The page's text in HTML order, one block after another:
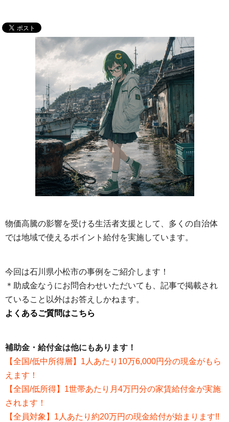
物価高騰の影響を受ける生活者支援として、多くの自治体
では地域で使えるポイント給付を実施しています。
今回は石川県小松市の事例をご紹介します！
＊助成金なうにお問合わせいただいても、記事で掲載され
ていること以外はお答えしかねます。
よくあるご質問はこちら
補助金・給付金は他にもあります！
【全国/低中所得層】1人あたり10万6,000円分の現金がもら
えます！
【全国/低所得】1世帯あたり月4万円分の家賃給付金が実施
されます！
【全員対象】1人あたり約20万円の現金給付が始まります!!